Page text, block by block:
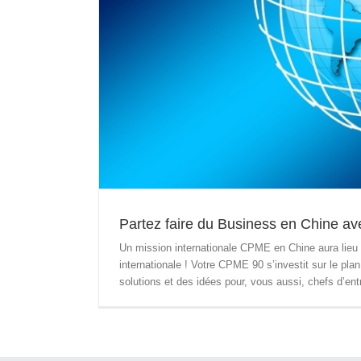
Partez faire du Business en Chine
Un mission internationale CPME en Chine aura
internationale ! Votre CPME 90 s’investit sur le
solutions et des idées pour, vous aussi, chefs